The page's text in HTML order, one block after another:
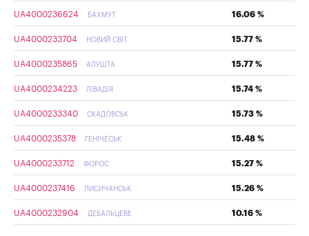
UA4000236624 БАХМУТ 16.06 %
UA4000233704 НОВИЙ СВІТ 15.77 %
UA4000235865 АЛУШТА 15.77 %
UA4000234223 ЛІВАДІЯ 15.74 %
UA4000233340 СКАДОВСЬК 15.73 %
UA4000235378 ГЕНІЧЕСЬК 15.48 %
UA4000233712 ФОРОС 15.27 %
UA4000237416 ЛИСИЧАНСЬК 15.26 %
UA4000232904 ДЕБАЛЬЦЕВЕ 10.16 %